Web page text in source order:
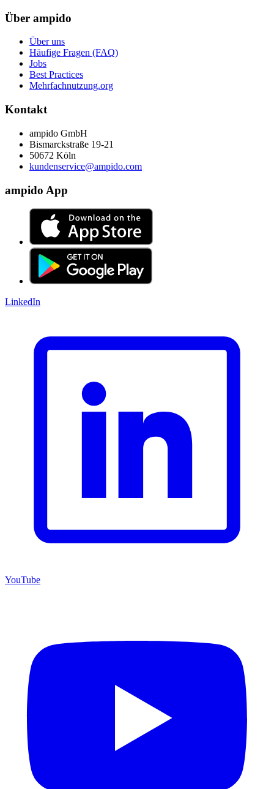
Über ampido
Über uns
Häufige Fragen (FAQ)
Jobs
Best Practices
Mehrfachnutzung.org
Kontakt
ampido GmbH
Bismarckstraße 19-21
50672 Köln
kundenservice@ampido.com
ampido App
LinkedIn
YouTube